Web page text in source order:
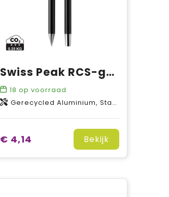
Swiss Peak RCS-gecertificeerde pennenset van re-aluminium
18 op voorraad
Gerecycled Aluminium, Staal
€ 4,14 Bekijk